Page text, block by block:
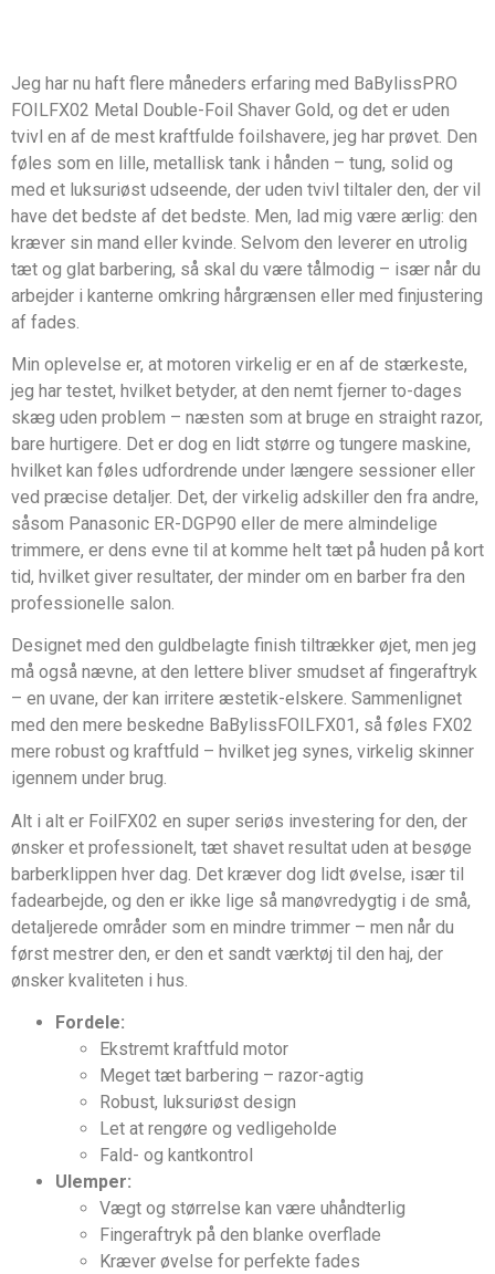
Jeg har nu haft flere måneders erfaring med BaBylissPRO
FOILFX02 Metal Double-Foil Shaver Gold, og det er uden
tvivl en af de mest kraftfulde foilshavere, jeg har prøvet. Den
føles som en lille, metallisk tank i hånden – tung, solid og
med et luksuriøst udseende, der uden tvivl tiltaler den, der vil
have det bedste af det bedste. Men, lad mig være ærlig: den
kræver sin mand eller kvinde. Selvom den leverer en utrolig
tæt og glat barbering, så skal du være tålmodig – især når du
arbejder i kanterne omkring hårgrænsen eller med finjustering
af fades.
Min oplevelse er, at motoren virkelig er en af de stærkeste,
jeg har testet, hvilket betyder, at den nemt fjerner to-dages
skæg uden problem – næsten som at bruge en straight razor,
bare hurtigere. Det er dog en lidt større og tungere maskine,
hvilket kan føles udfordrende under længere sessioner eller
ved præcise detaljer. Det, der virkelig adskiller den fra andre,
såsom Panasonic ER-DGP90 eller de mere almindelige
trimmere, er dens evne til at komme helt tæt på huden på kort
tid, hvilket giver resultater, der minder om en barber fra den
professionelle salon.
Designet med den guldbelagte finish tiltrækker øjet, men jeg
må også nævne, at den lettere bliver smudset af fingeraftryk
– en uvane, der kan irritere æstetik-elskere. Sammenlignet
med den mere beskedne BaBylissFOILFX01, så føles FX02
mere robust og kraftfuld – hvilket jeg synes, virkelig skinner
igennem under brug.
Alt i alt er FoilFX02 en super seriøs investering for den, der
ønsker et professionelt, tæt shavet resultat uden at besøge
barberklippen hver dag. Det kræver dog lidt øvelse, især til
fadearbejde, og den er ikke lige så manøvredygtig i de små,
detaljerede områder som en mindre trimmer – men når du
først mestrer den, er den et sandt værktøj til den haj, der
ønsker kvaliteten i hus.
Fordele:
Ekstremt kraftfuld motor
Meget tæt barbering – razor-agtig
Robust, luksuriøst design
Let at rengøre og vedligeholde
Fald- og kantkontrol
Ulemper:
Vægt og størrelse kan være uhåndterlig
Fingeraftryk på den blanke overflade
Kræver øvelse for perfekte fades